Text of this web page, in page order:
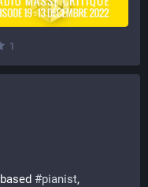
1
based #pianist